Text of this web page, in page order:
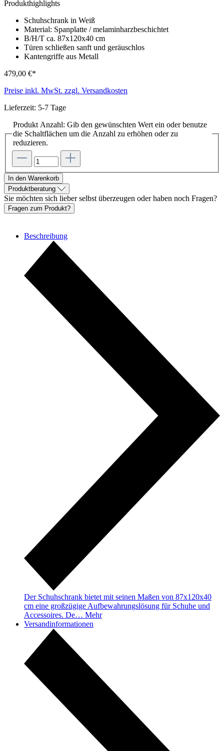
Produktnummer:10960233
Schuhschrank in Weiß
Material: Spanplatte / melaminharzbeschichtet
B/H/T ca. 87x120x40 cm
Türen schließen sanft und geräuschlos
Produkt Anzahl: Gib den gewünschten Wert ein oder benutze
die Schaltflächen um die Anzahl zu erhöhen oder zu
reduzieren.
In den Warenkorb
Produktberatung
Sie möchten sich lieber selbst überzeugen oder haben noch Fragen?
Beschreibung
Der Schuhschrank bietet mit seinen Maßen von 87x120x40
cm eine großzügige Aufbewahrungslösung für Schuhe und
Accessoires. De…Mehr
Versandinformationen